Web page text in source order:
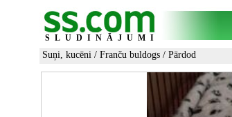
SLUDINĀJUMI
Suņi, kucēni / Franču buldogs / Pārdod